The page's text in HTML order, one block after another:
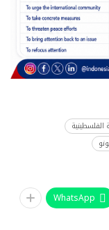
الفلسطينية
WhatsApp